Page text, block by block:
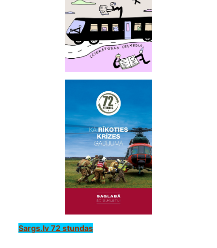
Sargs.lv 72 stundas